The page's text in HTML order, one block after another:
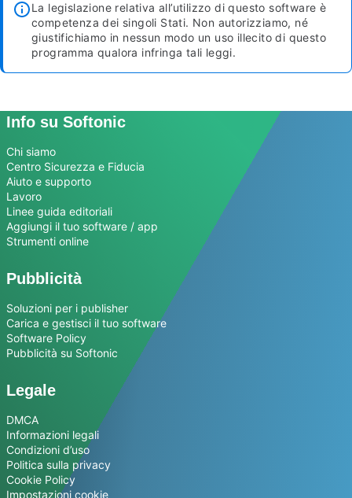
La legislazione relativa all’utilizzo di questo software è
competenza dei singoli Stati. Non autorizziamo, né
giustifichiamo in nessun modo un uso illecito di questo
programma qualora infringa tali leggi.
Info su Softonic
Chi siamo
Centro Sicurezza e Fiducia
Aiuto e supporto
Lavoro
Linee guida editoriali
Aggiungi il tuo software / app
Strumenti online
Pubblicità
Soluzioni per i publisher
Carica e gestisci il tuo software
Software Policy
Pubblicità su Softonic
Legale
DMCA
Informazioni legali
Condizioni d’uso
Politica sulla privacy
Cookie Policy
Impostazioni cookie